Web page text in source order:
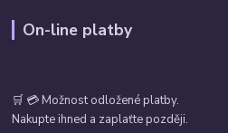
On-line platby
🛒 💳 Možnost odložené platby.
Nakupte ihned a zaplaťte později.